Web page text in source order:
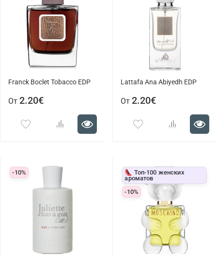
Franck Boclet Tobacco EDP
От 2.20€
Lattafa Ana Abiyedh EDP
От 2.20€
-10%
👠 Топ-100 женских
ароматов
-10%